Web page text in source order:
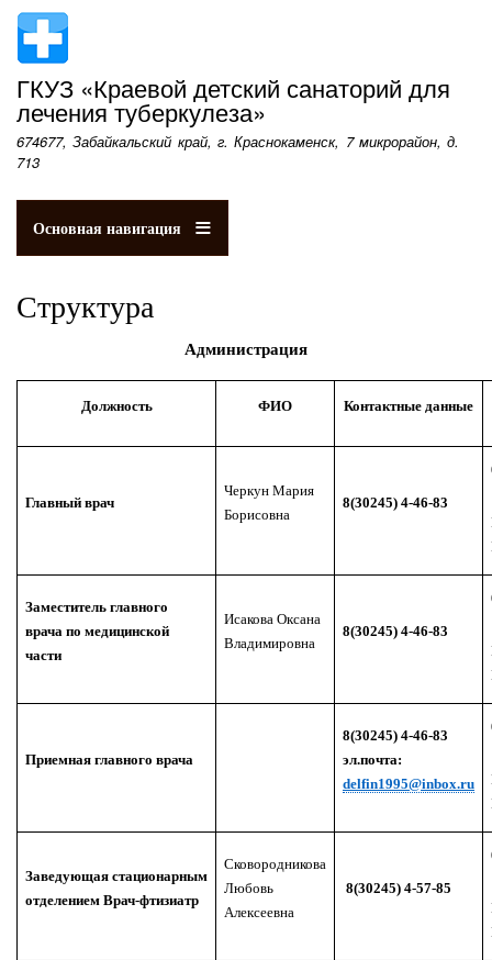
содержанию
ГКУЗ «Краевой детский санаторий для
лечения туберкулеза»
674677, Забайкальский край, г. Краснокаменск, 7 микрорайон, д.
713
Основная навигация
Структура
Администрация
Должность ФИО Контактные данные
Главный врач
Черкун Мария
Борисовна
8(30245) 4-46-83
Заместитель главного
врача по медицинской
части
Исакова Оксана
Владимировна
8(30245) 4-46-83
Приемная главного врача
8(30245) 4-46-83
эл.почта:
delfin1995@inbox.ru
Заведующая стационарным
отделением Врач-фтизиатр
Сковородникова
Любовь
Алексеевна
8(30245) 4-57-85